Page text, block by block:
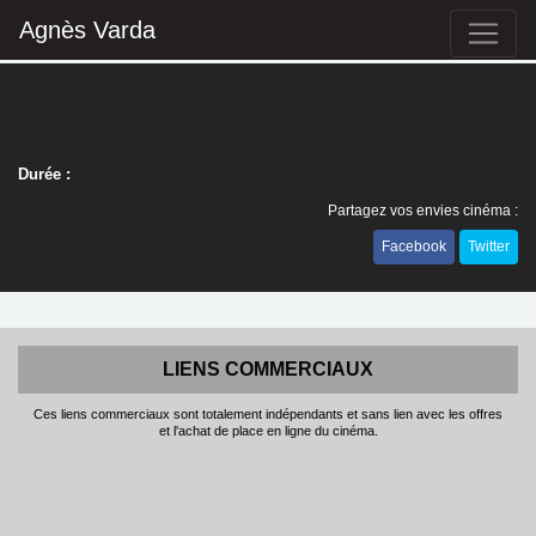
Agnès Varda
Durée :
Partagez vos envies cinéma :
Facebook Twitter
LIENS COMMERCIAUX
Ces liens commerciaux sont totalement indépendants et sans lien avec les offres
et l'achat de place en ligne du cinéma.